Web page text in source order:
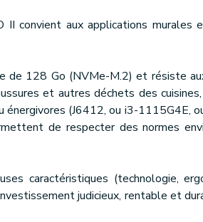
convient aux applications murales
de 128 Go (NVMe-M.2) et résiste
et autres déchets des
(J6412, ou i3-1115G4E,
de respecter des normes
caractéristiques (technologie,
judicieux, rentable et